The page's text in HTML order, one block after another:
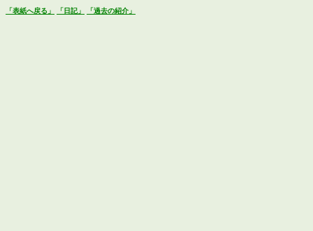
「表紙へ戻る」 「日記」 「過去の紹介」